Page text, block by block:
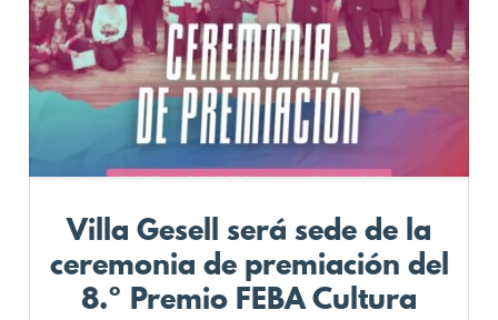
Villa Gesell será sede de la
ceremonia de premiación del
8.º Premio FEBA Cultura